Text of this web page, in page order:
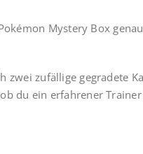
Mystery Box
zwei zufällige gegradete
du ein erfahrener